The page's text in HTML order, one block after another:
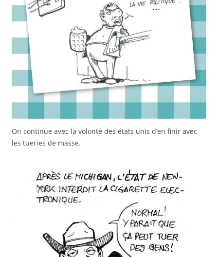
On continue avec la volonté des états unis d’en finir avec
les tueries de masse.